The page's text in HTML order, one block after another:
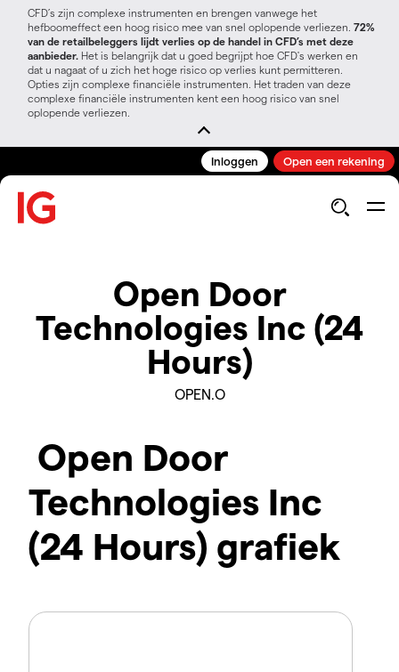
CFD’s zijn complexe instrumenten en brengen vanwege het
hefboomeffect een hoog risico mee van snel oplopende verliezen. 72%
van de retailbeleggers lijdt verlies op de handel in CFD’s met deze
aanbieder. Het is belangrijk dat u goed begrijpt hoe CFD's werken en
dat u nagaat of u zich het hoge risico op verlies kunt permitteren.
Opties zijn complexe financiële instrumenten. Het traden van deze
complexe financiële instrumenten kent een hoog risico van snel
oplopende verliezen.
Inloggen Open een rekening
Open Door
Technologies Inc (24
Hours)
OPEN.O
Open Door
Technologies Inc
(24 Hours) grafiek